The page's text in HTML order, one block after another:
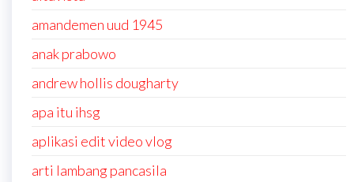
amandemen uud 1945
anak prabowo
andrew hollis dougharty
apa itu ihsg
aplikasi edit video vlog
arti lambang pancasila